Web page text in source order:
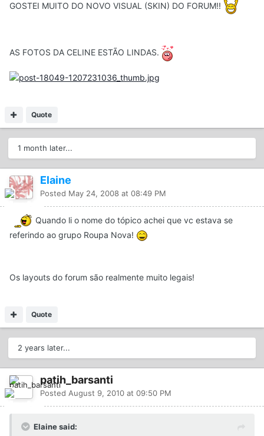
GOSTEI MUITO DO NOVO VISUAL (SKIN) DO FORUM!!
AS FOTOS DA CELINE ESTÃO LINDAS.
Quote
1 month later...
Elaine
Posted May 24, 2008 at 08:49 PM
Quando li o nome do tópico achei que vc estava se
referindo ao grupo Roupa Nova!
Os layouts do forum são realmente muito legais!
Quote
2 years later...
patih_barsanti
Posted August 9, 2010 at 09:50 PM
Elaine said: